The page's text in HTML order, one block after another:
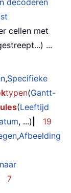
decoderen
cellen met
...
,Specifieke
typen(Gantt-
(Leeftijd
, ...)
19
,Afbeelding
7